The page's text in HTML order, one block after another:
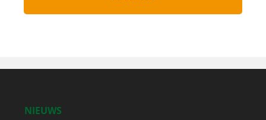
NIEUWS